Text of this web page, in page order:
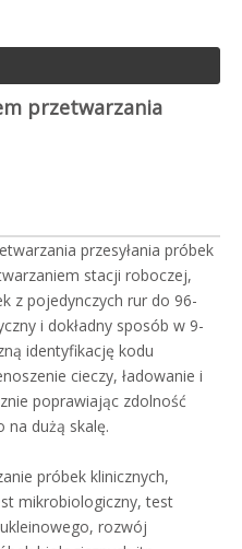
przetwarzania
przesyłania próbek
stacji roboczej,
z pojedynczych rur do 96-
i dokładny sposób w 9-
identyfikację kodu
cieczy, ładowanie i
poprawiając zdolność
na dużą skalę.
próbek klinicznych,
mikrobiologiczny, test
rozwój